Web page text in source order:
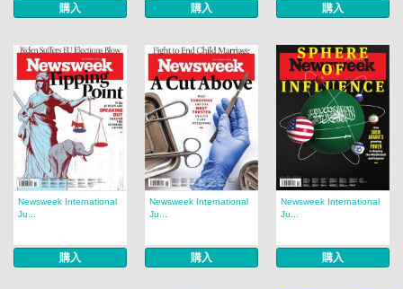
購入 購入 購入
Newsweek International
Ju...
購入
Newsweek International
Ju...
購入
Newsweek International
Ju...
購入